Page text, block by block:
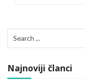
c
i
j
for:
Najnoviji članci